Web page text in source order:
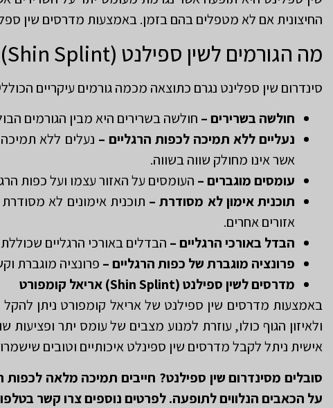
החיצונית אם לא מטפלים בהם בזמן. באמצעות מדרסים שין
מה הגורמים לשין ספילנט (Shin Splint)?
סינדרום שין ספלינט נגרם כתוצאה מכמה גורמים עיקריים
חולשה בשרירים – חולשה בשרירים היא מבין הגורמים
נעליים ללא תמיכה לכפות הרגליים – נעלים ללא
אשר אינו מחולק שווה בשווה.
עומסים מוגברים – העומסים על האזור עצמו ועל כפות
תוכנית אימון לא מסודרת – תוכנית אימונים לא
אזורים אחרים.
הבדל באורכי הרגליים – הבדלים באורכי הרגליים
פרונציה מוגברת של כפות הרגליים– פרונציה מוגברת
מדרסים לשין ספילנט (Shin Splint
)אריאל קומפורט
באמצעות מדרסים שין ספילנט של אריאל קומפורט ניתן
ולאיזון הגוף כולו, עוזרת למנוע מצבים של עומס יתר
אישית ניתל לקבל מדרסים שין ספינלט איכותיים וטובים
סובלים מסינדרום שין ספילנט? חייבים תמיכה מלאה
על הכאבים הנלווים לתופעה. לפרטים נוספים צרו קשר